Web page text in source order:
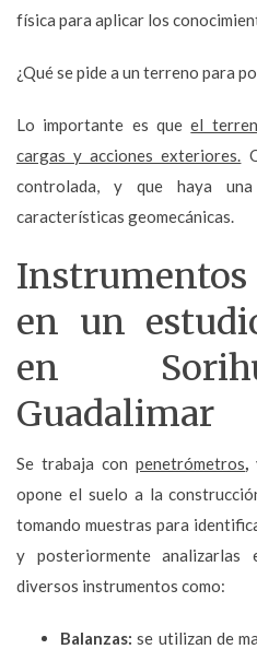
física para aplicar los
¿Qué se pide a un terreno para
Lo importante es queel
cargas y acciones exteriores.
controlada, y que haya
características geomecánicas.
en un
en
Guadalimar
Se trabaja conpenetrómetros,
opone el suelo a la
tomando muestras para
y posteriormente
diversos instrumentos como:
Balanzas: se utilizan de